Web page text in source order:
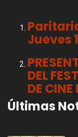
Jueves
DEL
DE CINE
Últimas